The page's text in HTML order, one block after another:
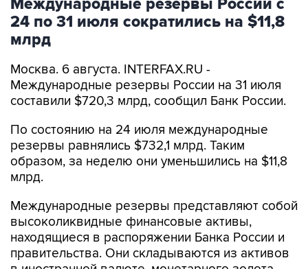
Международные резервы России с
24 по 31 июля сократились на $11,8
млрд
Москва. 6 августа. INTERFAX.RU -
Международные резервы России на 31 июля
составили $720,3 млрд, сообщил Банк России.
По состоянию на 24 июля международные
резервы равнялись $732,1 млрд. Таким
образом, за неделю они уменьшились на $11,8
млрд.
Международные резервы представляют собой
высоколиквидные финансовые активы,
находящиеся в распоряжении Банка России и
правительства. Они складываются из активов